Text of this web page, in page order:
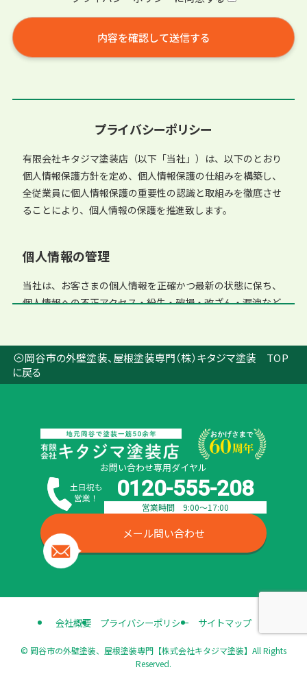
プライバシーポリシー
有限会社キタジマ塗装店（以下「当社」）は、以下のとおり
個人情報保護方針を定め、個人情報保護の仕組みを構築し、
全従業員に個人情報保護の重要性の認識と取組みを徹底させ
ることにより、個人情報の保護を推進致します。
個人情報の管理
当社は、お客さまの個人情報を正確かつ最新の状態に保ち、
個人情報への不正アクセス・紛失・破損・改ざん・漏洩など
施し個人情報の厳重な管理を行ないます。
お客さまからお預かりした個人情報は、当社からのご連絡や
業務のご案内やご質問に対する回答として、電子メールや資
料のご送付に利用いたします。
個人情報の第三者への開示・提供の禁止
当社は、お客さまよりお預かりした個人情報を適切に管理
し、次のいずれかに該当する場合を除き、個人情報を第三者
お客さまの同意がある場合
お客さまが希望されるサービスを行なうために当社が業
法令に基づき開示することが必要である場合
岡谷市の外壁塗装、屋根塗装専門（株）キタジマ塗装 TOP
に戻る
お問い合わせ専用ダイヤル
0120-555-208
営業時間 9:00〜17:00
メール問い合わせ
会社概要 プライバシーポリシー サイトマップ
© 岡谷市の外壁塗装、屋根塗装専門【株式会社キタジマ塗装】All Rights
Reserved.